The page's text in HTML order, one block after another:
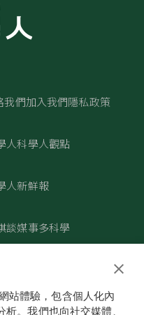
我們加入我們隱私政策
人科學人觀點
人新鮮報
談媒事多科學
站體驗，包含個人化內
。我們也向社交媒體、